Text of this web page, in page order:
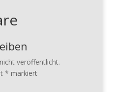
veröffentlicht.
* markiert